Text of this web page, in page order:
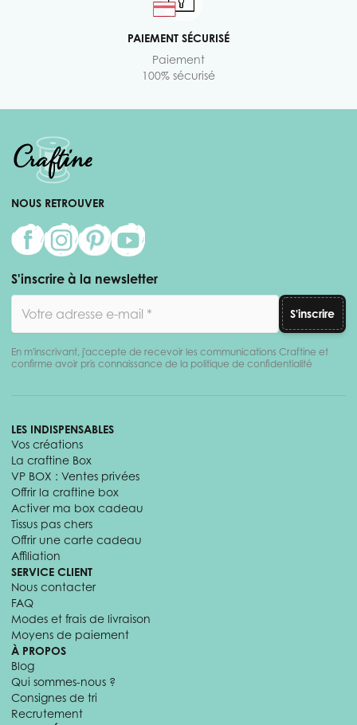
PAIEMENT SÉCURISÉ
Paiement
100% sécurisé
NOUS RETROUVER
S'inscrire à la newsletter
S'inscrire
En m'inscrivant, j'accepte de recevoir les communications Craftine et
confirme avoir pris connaissance de la politique de confidentialité
LES INDISPENSABLES
Vos créations
La craftine Box
VP BOX : Ventes privées
Offrir la craftine box
Activer ma box cadeau
Tissus pas chers
Offrir une carte cadeau
Affiliation
SERVICE CLIENT
Nous contacter
FAQ
Modes et frais de livraison
Moyens de paiement
À PROPOS
Blog
Qui sommes-nous ?
Consignes de tri
Recrutement